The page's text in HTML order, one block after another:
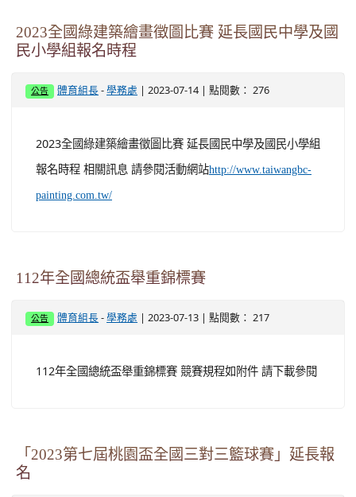
2023全國綠建築繪畫徵圖比賽 延長國民中學及國
民小學組報名時程
公告 體育組長 -學務處 | 2023-07-14 | 點閱數： 276
2023全國綠建築繪畫徵圖比賽 延長國民中學及國民小學組
報名時程 相關訊息 請參閱活動網站http://www.taiwangbc-
painting.com.tw/
112年全國總統盃舉重錦標賽
公告 體育組長 -學務處 | 2023-07-13 | 點閱數： 217
112年全國總統盃舉重錦標賽 競賽規程如附件 請下載參閱
「2023第七屆桃園盃全國三對三籃球賽」延長報
名